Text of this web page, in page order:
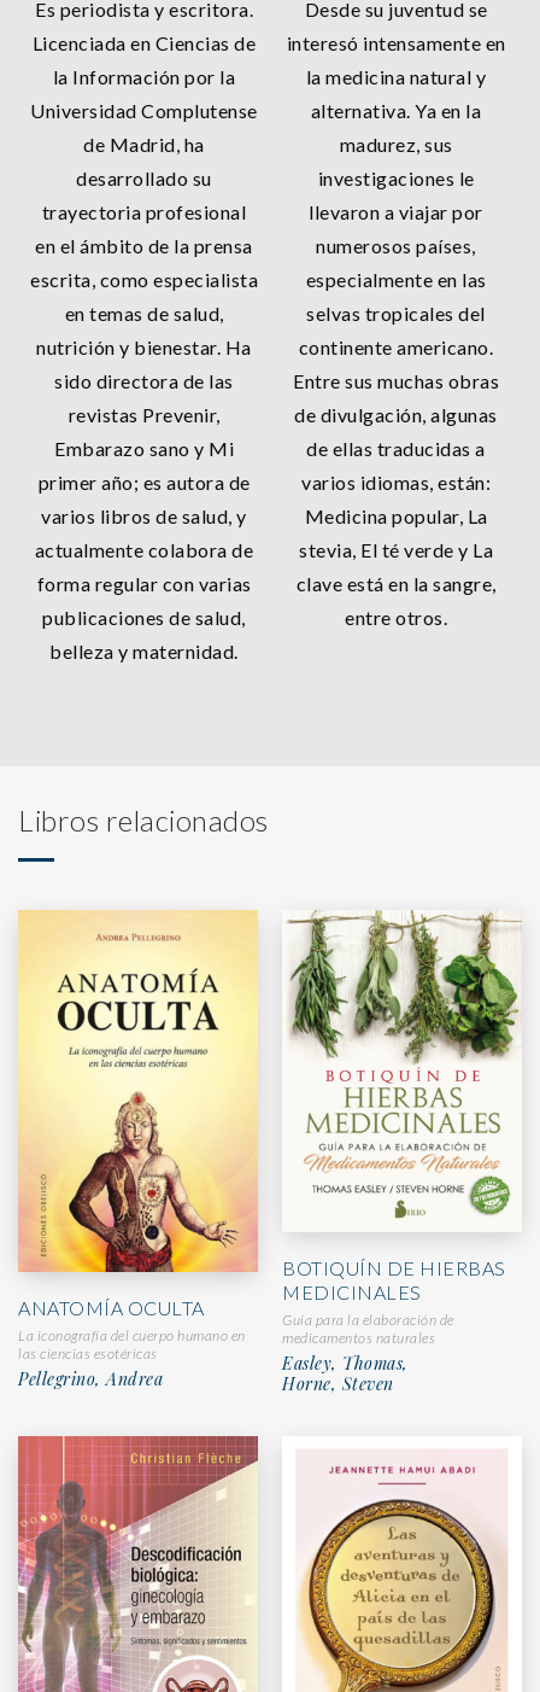
Es periodista y escritora.
Licenciada en Ciencias de
la Información por la
Universidad Complutense
de Madrid, ha
desarrollado su
trayectoria profesional
en el ámbito de la prensa
escrita, como especialista
en temas de salud,
nutrición y bienestar. Ha
sido directora de las
revistas Prevenir,
Embarazo sano y Mi
primer año; es autora de
varios libros de salud, y
actualmente colabora de
forma regular con varias
publicaciones de salud,
belleza y maternidad.
Desde su juventud se
interesó intensamente en
la medicina natural y
alternativa. Ya en la
madurez, sus
investigaciones le
llevaron a viajar por
numerosos países,
especialmente en las
selvas tropicales del
continente americano.
Entre sus muchas obras
de divulgación, algunas
de ellas traducidas a
varios idiomas, están:
Medicina popular, La
stevia, El té verde y La
clave está en la sangre,
entre otros.
Libros relacionados
ANATOMÍA OCULTA
La iconografía del cuerpo humano en
las ciencias esotéricas
Pellegrino, Andrea
BOTIQUÍN DE HIERBAS
MEDICINALES
Guía para la elaboración de
medicamentos naturales
Easley, Thomas,
Horne, Steven